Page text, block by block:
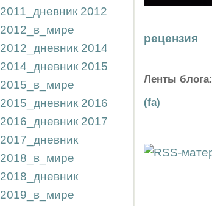
2011_дневник 2012
2012_в_мире
2012_дневник 2014
2014_дневник 2015
2015_в_мире
2015_дневник 2016
2016_дневник 2017
2017_дневник
2018_в_мире
2018_дневник
2019_в_мире
рецензия
Ленты блога:
(fa)